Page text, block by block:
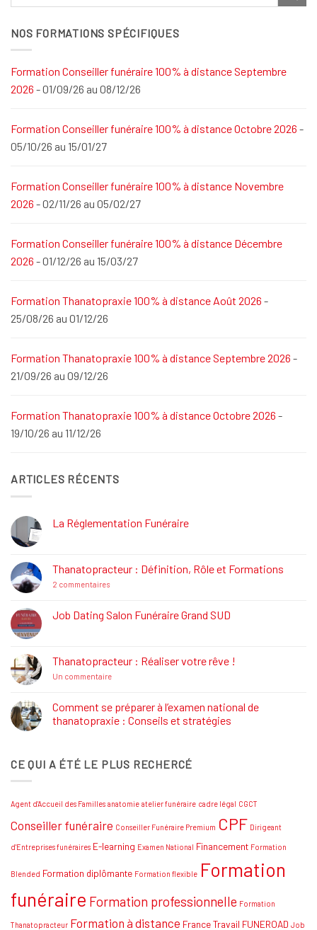
NOS FORMATIONS SPÉCIFIQUES
Formation Conseiller funéraire 100% à distance Septembre
2026 - 01/09/26 au 08/12/26
Formation Conseiller funéraire 100% à distance Octobre 2026 -
05/10/26 au 15/01/27
Formation Conseiller funéraire 100% à distance Novembre
2026 - 02/11/26 au 05/02/27
Formation Conseiller funéraire 100% à distance Décembre
2026 - 01/12/26 au 15/03/27
Formation Thanatopraxie 100% à distance Août 2026 -
25/08/26 au 01/12/26
Formation Thanatopraxie 100% à distance Septembre 2026 -
21/09/26 au 09/12/26
Formation Thanatopraxie 100% à distance Octobre 2026 -
19/10/26 au 11/12/26
ARTICLES RÉCENTS
La Réglementation Funéraire
La
Réglementation
Funéraire
Thanatopracteur : Définition, Rôle et Formations
2 commentairessur
Définition,
Rôle
Job Dating Salon Funéraire Grand SUD
Job
Dating
Salon
SUD
Thanatopracteur : Réaliser votre rêve !
Un commentairesur
Réaliser
votre
rêve
Comment se préparer à l’examen national de
thanatopraxie : Conseils et stratégies
Comment
se
national
thanatopraxie
Conseils
CE QUI A ÉTÉ LE PLUS RECHERCÉ
Agent d'Accueil des Familles anatomie atelier funéraire cadre légal CGCT
Conseiller funéraire Conseiller Funéraire Premium CPF Dirigeant
d'Entreprises funéraires E-learning Examen National Financement Formation
Blended Formation diplômante Formation flexible Formation
funéraire Formation professionnelle Formation
Thanatopracteur Formation à distance France Travail FUNEROAD Job